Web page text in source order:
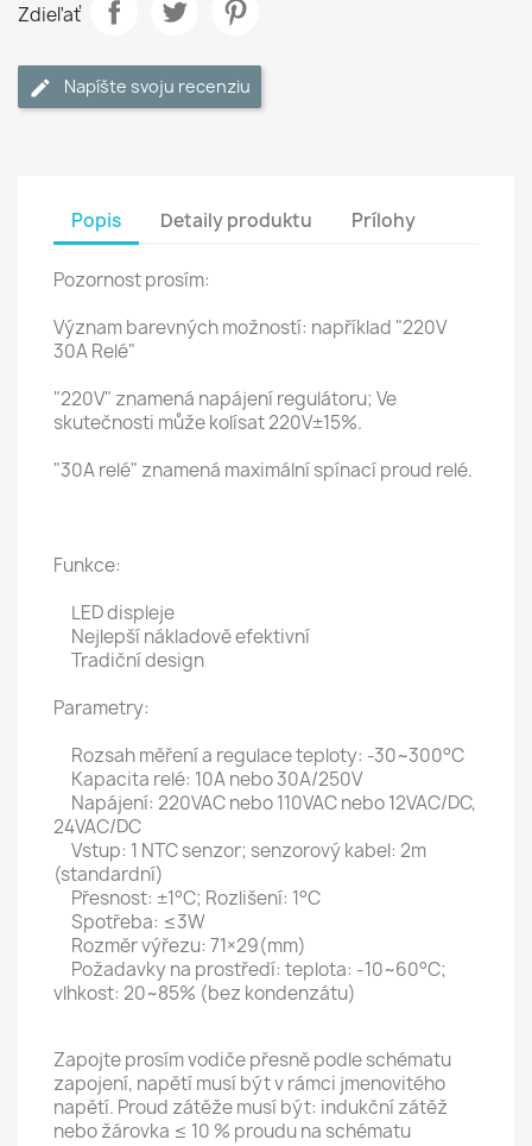
Zdieľať
Napíšte svoju recenziu
Popis Detaily produktu Prílohy
Pozornost prosím:
Význam barevných možností: například "220V
30A Relé"
"220V" znamená napájení regulátoru; Ve
skutečnosti může kolísat 220V±15%.
"30A relé" znamená maximální spínací proud relé.
Funkce:
LED displeje
Nejlepší nákladově efektivní
Tradiční design
Parametry:
Rozsah měření a regulace teploty: -30~300°C
Kapacita relé: 10A nebo 30A/250V
Napájení: 220VAC nebo 110VAC nebo 12VAC/DC,
24VAC/DC
Vstup: 1 NTC senzor; senzorový kabel: 2m
(standardní)
Přesnost: ±1°C; Rozlišení: 1°C
Spotřeba: ≤3W
Rozměr výřezu: 71×29(mm)
Požadavky na prostředí: teplota: -10~60°C;
vlhkost: 20~85% (bez kondenzátu)
Zapojte prosím vodiče přesně podle schématu
zapojení, napětí musí být v rámci jmenovitého
napětí. Proud zátěže musí být: indukční zátěž
nebo žárovka ≤ 10 % proudu na schématu